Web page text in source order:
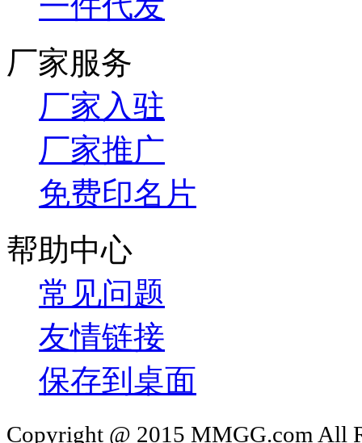
厂家服务
厂家入驻
厂家推广
免费印名片
帮助中心
常见问题
友情链接
保存到桌面
Copyright @ 2015 MMGG.com All